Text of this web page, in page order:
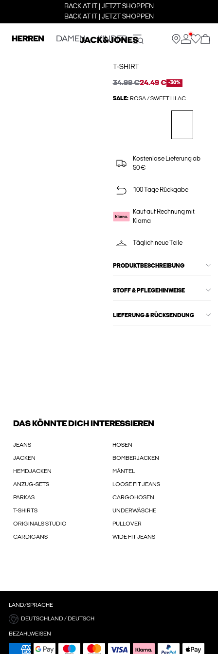
BACK AT IT | JETZT SHOPPEN
BACK AT IT | JETZT SHOPPEN
HERREN DAMEN KINDER
T-SHIRT
34.99 €24.49 € -30%
SALE: ROSA / SWEET LILAC
Kostenlose Lieferung ab
50 €
100 Tage Rückgabe
Kauf auf Rechnung mit
Klarna
Täglich neue Teile
PRODUKTBESCHREIBUNG
STOFF & PFLEGEHINWEISE
LIEFERUNG & RÜCKSENDUNG
DAS KÖNNTE DICH INTERESSIEREN
JEANS HOSEN
JACKEN BOMBERJACKEN
HEMDJACKEN MÄNTEL
ANZUG-SETS LOOSE FIT JEANS
PARKAS CARGOHOSEN
T-SHIRTS UNDERWÄSCHE
ORIGINALS STUDIO PULLOVER
CARDIGANS WIDE FIT JEANS
LAND/SPRACHE
DEUTSCHLAND / DEUTSCH
BEZAHLWEISEN